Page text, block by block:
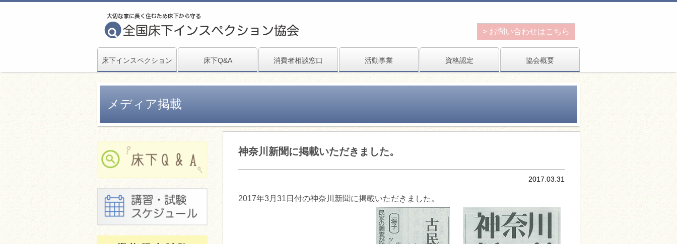
> お問い合わせはこちら
協会概要
資格認定
活動事業
消費者相談窓口
床下Q&A
床下インスペクション
メディア掲載
神奈川新聞に掲載いただきました。
2017.03.31
2017年3月31日付の神奈川新聞に掲載いただきました。